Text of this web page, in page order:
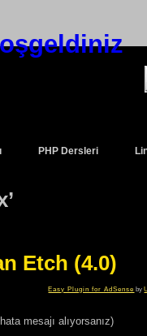
PHP Dersleri
Etch (4.0)
Easy Plugin for AdSense by
mesajı alıyorsanız)